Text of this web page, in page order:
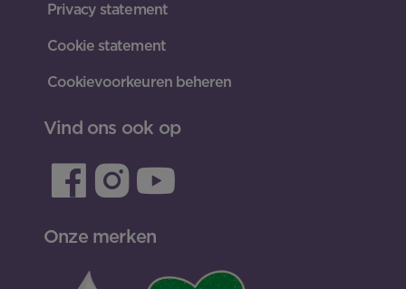
Privacy statement
Cookie statement
Cookievoorkeuren beheren
Vind ons ook op
Onze merken